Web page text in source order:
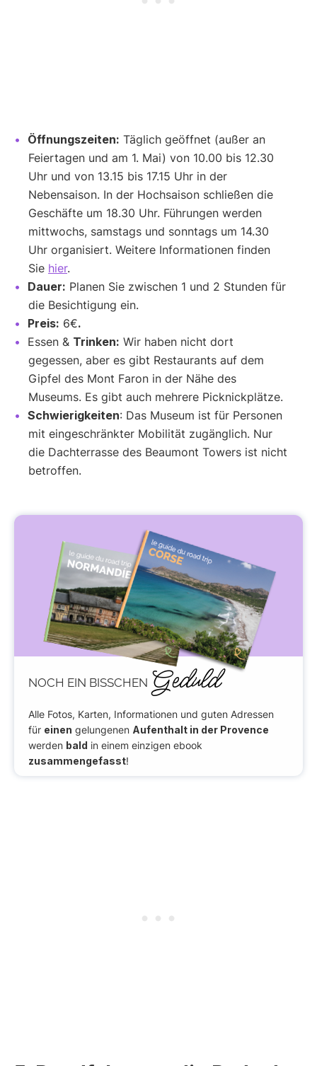
Öffnungszeiten: Täglich geöffnet (außer an
Feiertagen und am 1. Mai) von 10.00 bis 12.30
Uhr und von 13.15 bis 17.15 Uhr in der
Nebensaison. In der Hochsaison schließen die
Geschäfte um 18.30 Uhr. Führungen werden
mittwochs, samstags und sonntags um 14.30
Uhr organisiert. Weitere Informationen finden
Sie hier.
Dauer: Planen Sie zwischen 1 und 2 Stunden für
die Besichtigung ein.
Preis: 6€.
Essen & Trinken: Wir haben nicht dort
gegessen, aber es gibt Restaurants auf dem
Gipfel des Mont Faron in der Nähe des
Museums. Es gibt auch mehrere Picknickplätze.
Schwierigkeiten: Das Museum ist für Personen
mit eingeschränkter Mobilität zugänglich. Nur
die Dachterrasse des Beaumont Towers ist nicht
betroffen.
NOCH EIN BISSCHEN Geduld
Alle Fotos, Karten, Informationen und guten Adressen
für einen gelungenen Aufenthalt in der Provence
werden bald in einem einzigen ebook
zusammengefasst!